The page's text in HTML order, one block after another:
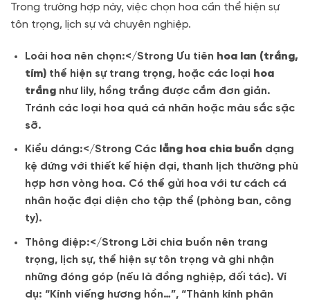
Trong trường hợp này, việc chọn hoa cần thể hiện sự
tôn trọng, lịch sự và chuyên nghiệp.
Loài hoa nên chọn:</Strong Ưu tiên hoa lan (trắng,
tím)thể hiện sự trang trọng, hoặc các loại hoa
trắngnhư lily, hồng trắng được cắm đơn giản.
Tránh các loại hoa quá cá nhân hoặc màu sắc sặc
sỡ.
Kiểu dáng:</Strong Các lẵng hoa chia buồn dạng
kệ đứng với thiết kế hiện đại, thanh lịch thường phù
hợp hơn vòng hoa. Có thể gửi hoa với tư cách cá
nhân hoặc đại diện cho tập thể (phòng ban, công
ty).
Thông điệp:</Strong Lời chia buồn nên trang
trọng, lịch sự, thể hiện sự tôn trọng và ghi nhận
những đóng góp (nếu là đồng nghiệp, đối tác). Ví
dụ: “Kính viếng hương hồn…”, “Thành kính phân